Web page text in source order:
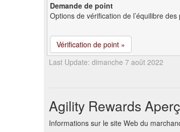
Demande de point
Options de vérification de l’équilibre des
Vérification de point »
Last Update: dimanche 7 août 2022
Agility Rewards
Informations sur le site Web du